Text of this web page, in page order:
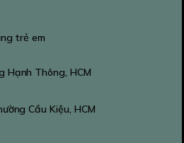
trẻ em
Hạnh Thông, HCM
Cầu Kiệu, HCM